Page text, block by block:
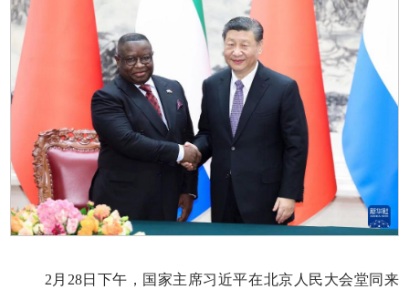
2月28日下午，国家主席习近平在北京人民大会堂同来